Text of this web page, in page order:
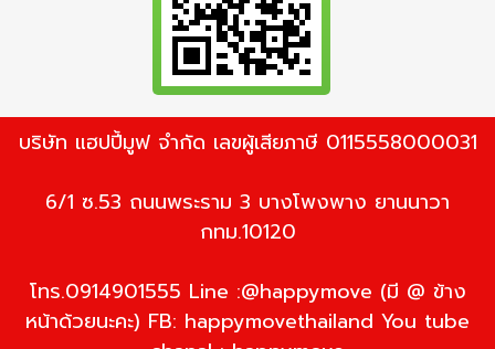
บริษัท แฮปปี้มูฟ จำกัด เลขผู้เสียภาษี 0115558000031
6/1 ซ.53 ถนนพระราม 3 บางโพงพาง ยานนาวา
กทม.10120
โทร.0914901555 Line :@happymove (มี @ ข้าง
หน้าด้วยนะคะ) FB: happymovethailand You tube